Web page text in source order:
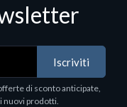
Iscriviti
di sconto anticipate,
nuovi prodotti.